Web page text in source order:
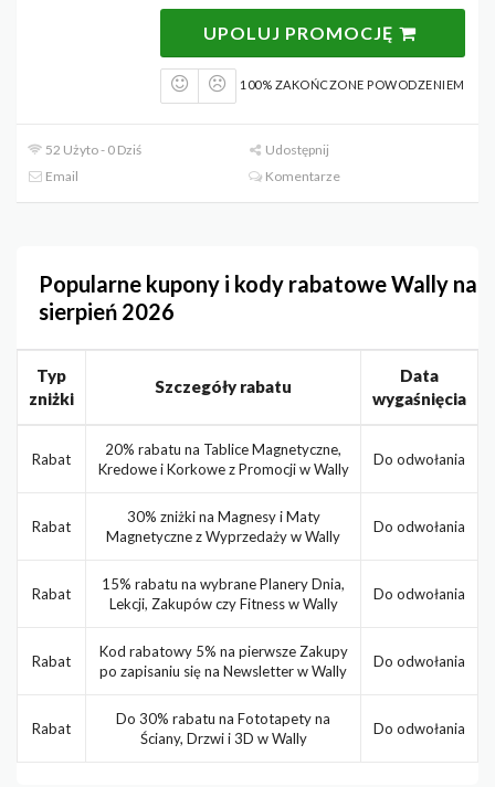
UPOLUJ PROMOCJĘ
100% ZAKOŃCZONE POWODZENIEM
52 Użyto - 0 Dziś
Udostępnij
Email
Komentarze
Popularne kupony i kody rabatowe Wally na
sierpień 2026
Typ
zniżki
Szczegóły rabatu
Data
wygaśnięcia
Rabat
20% rabatu na Tablice Magnetyczne,
Kredowe i Korkowe z Promocji w Wally
Do odwołania
Rabat
30% zniżki na Magnesy i Maty
Magnetyczne z Wyprzedaży w Wally
Do odwołania
Rabat
15% rabatu na wybrane Planery Dnia,
Lekcji, Zakupów czy Fitness w Wally
Do odwołania
Rabat
Kod rabatowy 5% na pierwsze Zakupy
po zapisaniu się na Newsletter w Wally
Do odwołania
Rabat
Do 30% rabatu na Fototapety na
Ściany, Drzwi i 3D w Wally
Do odwołania